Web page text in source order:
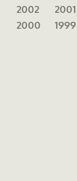
2002
2001
2000
1999